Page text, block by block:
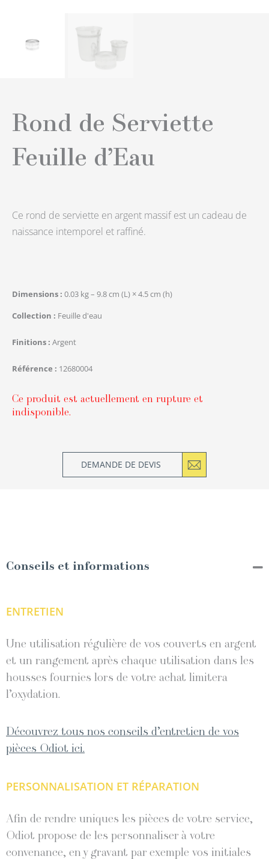
Rond de Serviette
Feuille d’Eau
Ce rond de serviette en argent massif est un cadeau de
naissance intemporel et raffiné.
Dimensions 0.03 kg – 9.8 cm (L) × 4.5 cm (h)
Collection
Feuille d'eau
Finitions Argent
Référence 12680004
Ce produit est actuellement en rupture et
indisponible.
DEMANDE DE DEVIS
Conseils et informations
ENTRETIEN
Une utilisation régulière de vos couverts en argent
et un rangement après chaque utilisation dans les
housses fournies lors de votre achat limitera
l’oxydation.
Découvrez tous nos conseils d’entretien de vos
pièces Odiot ici.
PERSONNALISATION ET RÉPARATION
Afin de rendre uniques les pièces de votre service,
Odiot propose de les personnaliser à votre
convenance, en y gravant par exemple vos initiales